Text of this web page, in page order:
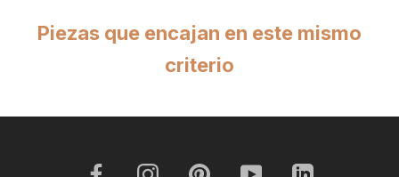
Piezas que encajan en este mismo
criterio